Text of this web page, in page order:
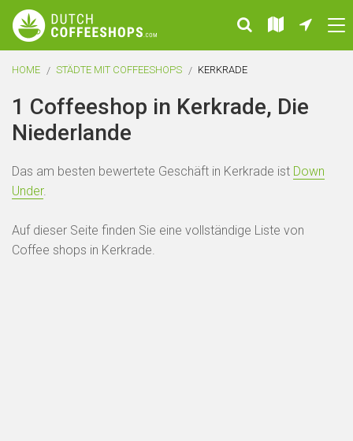
HOME STÄDTE MIT COFFEESHOPS KERKRADE
1 Coffeeshop in Kerkrade, Die
Niederlande
Das am besten bewertete Geschäft in Kerkrade ist Down
Under.
Auf dieser Seite finden Sie eine vollständige Liste von
Coffee shops in Kerkrade.